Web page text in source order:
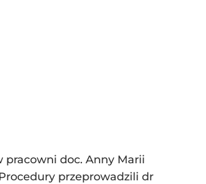
pracowni doc. Anny Marii
przeprowadzili dr